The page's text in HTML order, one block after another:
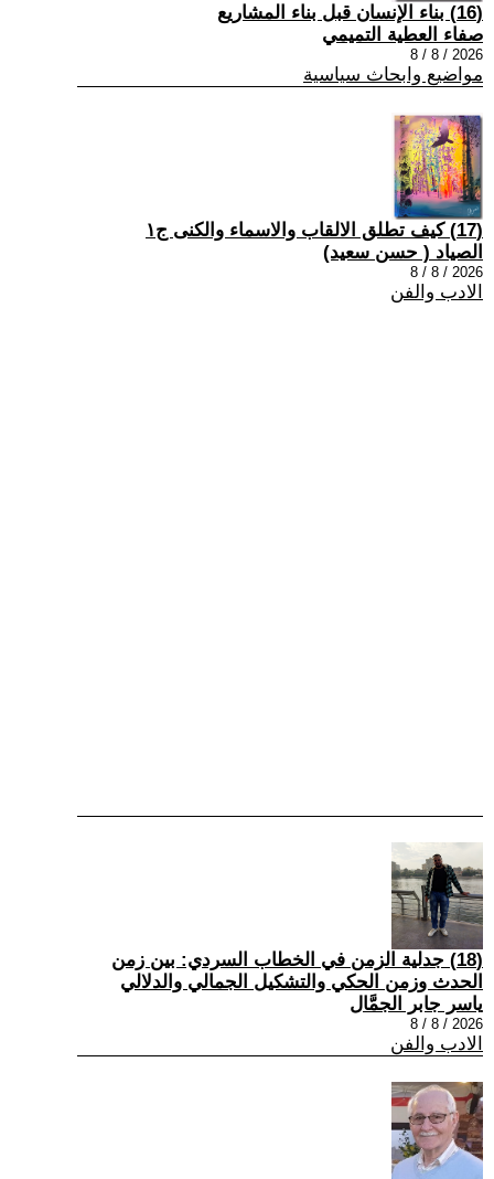
(16) بناء الإنسان قبل بناء المشاريع
صفاء العطية التميمي
2026 / 8 / 8
مواضيع وابحاث سياسية
(17) كيف تطلق الالقاب والاسماء والكنى ج١
الصياد ‏( حسن سعيد‏)
2026 / 8 / 8
الادب والفن
(18) جدلية الزمن في الخطاب السردي: بين زمن
الحدث وزمن الحكي والتشكيل الجمالي والدلالي
ياسر جابر الجمَّال
2026 / 8 / 8
الادب والفن